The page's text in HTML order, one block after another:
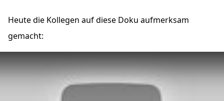
Heute die Kollegen auf diese Doku aufmerksam
gemacht:
„Gernstls Deutschlandreise – Vom Niederrhein zum